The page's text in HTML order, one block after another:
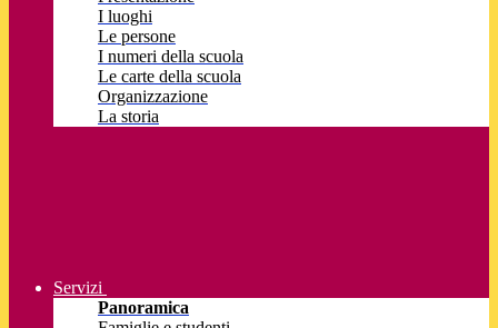
I luoghi
Le persone
I numeri della scuola
Le carte della scuola
Organizzazione
La storia
Servizi
Panoramica